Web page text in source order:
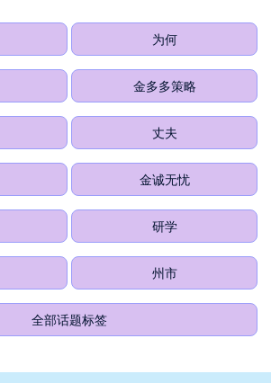
为何
金多多策略
丈夫
金诚无忧
研学
州市
全部话题标签